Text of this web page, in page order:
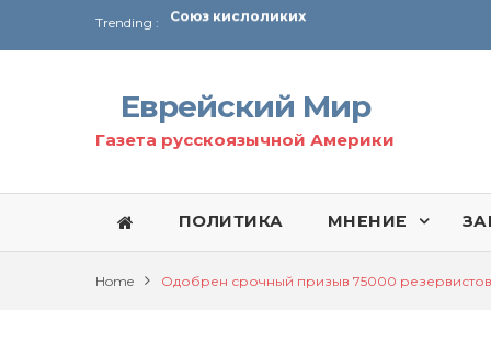
Trending :
Соглашение США с Ираном
Технология Революции в Иране
От Ирана до Ливана и Газы
Еврейский Мир
Газета русскоязычной Америки
ПОЛИТИКА МНЕНИЕ
Home Одобрен срочный призыв 75000 резервистов